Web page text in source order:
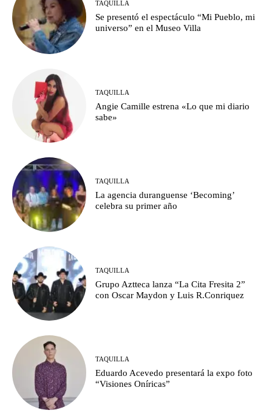
TAQUILLA
Se presentó el espectáculo “Mi Pueblo, mi
universo” en el Museo Villa
TAQUILLA
Angie Camille estrena «Lo que mi diario
sabe»
TAQUILLA
La agencia duranguense ‘Becoming’
celebra su primer año
TAQUILLA
Grupo Aztteca lanza “La Cita Fresita 2”
con Oscar Maydon y Luis R.Conriquez
TAQUILLA
Eduardo Acevedo presentará la expo foto
“Visiones Oníricas”